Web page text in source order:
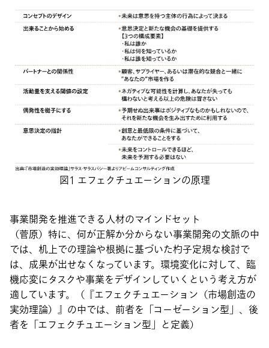
図1 エフェクチュエーションの原理
事業開発を推進できる人材のマインドセット
（菅原）特に、何が正解か分からない事業開発の文脈の中
では、机上での理論や根拠に基づいた杓子定規な検討で
は、成果が出せなくなっています。環境変化に対して、臨
機応変にタスクや事業をデザインしていくという考え方が
適しています。（『エフェクチュエーション（市場創造の
実効理論）』の中では、前者を「コーゼーション型」、後
者を「エフェクチュエーション型」と定義）